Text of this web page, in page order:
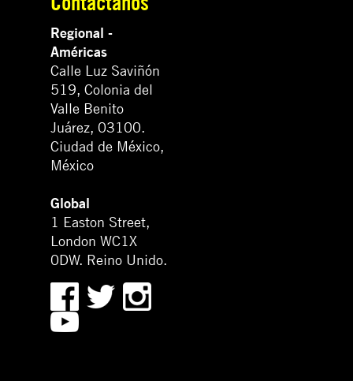
Regional -
Américas
Calle Luz Saviñón
519, Colonia del
Valle Benito
Juárez, 03100.
Ciudad de México,
México
Global
1 Easton Street,
London WC1X
0DW. Reino Unido.